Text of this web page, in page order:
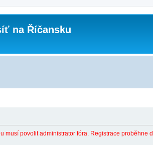
na Říčansku
musí povolit administrator fóra. Registrace